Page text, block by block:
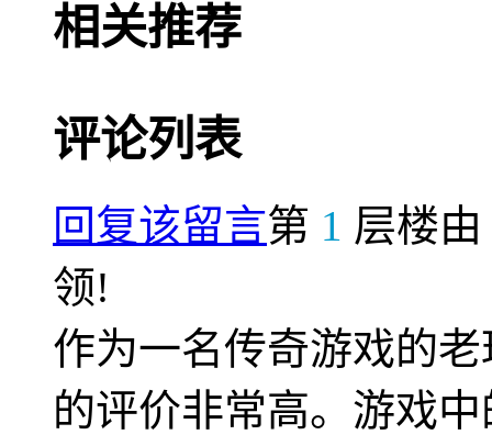
相关推荐
评论列表
回复该留言第 1 层楼由
领!
作为一名传奇游戏的
的评价非常高。游戏